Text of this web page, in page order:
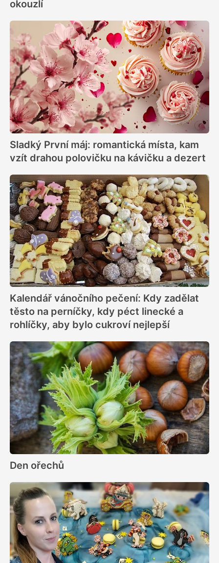
okouzlí
Sladký První máj: romantická místa, kam
vzít drahou polovičku na kávičku a dezert
Kalendář vánočního pečení: Kdy zadělat
těsto na perníčky, kdy péct linecké a
rohlíčky, aby bylo cukroví nejlepší
Den ořechů